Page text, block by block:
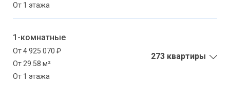
От 1 этажа
1-комнатные
От 4 925 070 ₽
От 29.58 м²
От 1 этажа
273 квартиры